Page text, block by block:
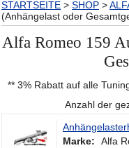
STARTSEITE > SHOP >
(Anhängelast oder
Alfa Romeo 159
** 3% Rabatt auf alle
Anzahl der
Marke:
Alfa